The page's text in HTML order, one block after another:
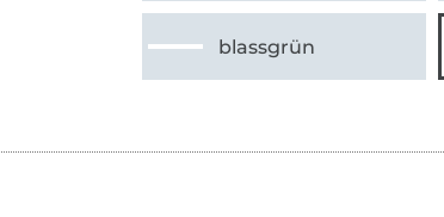
blassgrün